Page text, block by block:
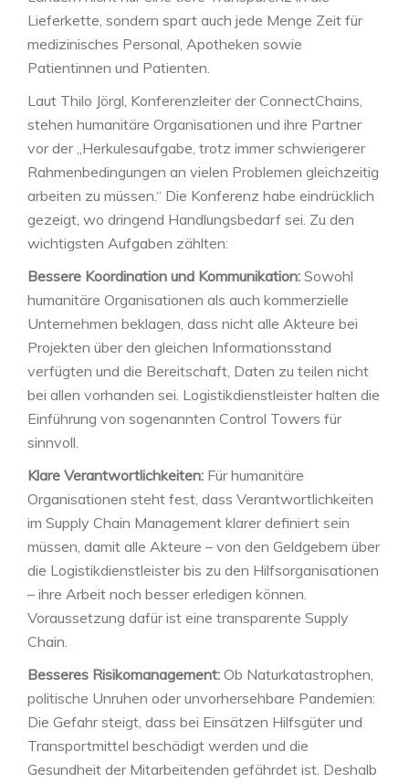
Lieferkette, sondern spart auch jede Menge Zeit für
medizinisches Personal, Apotheken sowie
Patientinnen und Patienten.
Laut Thilo Jörgl, Konferenzleiter der ConnectChains,
stehen humanitäre Organisationen und ihre Partner
vor der „Herkulesaufgabe, trotz immer schwierigerer
Rahmenbedingungen an vielen Problemen gleichzeitig
arbeiten zu müssen.“ Die Konferenz habe eindrücklich
gezeigt, wo dringend Handlungsbedarf sei. Zu den
wichtigsten Aufgaben zählten:
Bessere Koordination und Kommunikation: Sowohl
humanitäre Organisationen als auch kommerzielle
Unternehmen beklagen, dass nicht alle Akteure bei
Projekten über den gleichen Informationsstand
verfügten und die Bereitschaft, Daten zu teilen nicht
bei allen vorhanden sei. Logistikdienstleister halten die
Einführung von sogenannten Control Towers für
sinnvoll.
Klare Verantwortlichkeiten: Für humanitäre
Organisationen steht fest, dass Verantwortlichkeiten
im Supply Chain Management klarer definiert sein
müssen, damit alle Akteure – von den Geldgebern über
die Logistikdienstleister bis zu den Hilfsorganisationen
– ihre Arbeit noch besser erledigen können.
Voraussetzung dafür ist eine transparente Supply
Chain.
Besseres Risikomanagement: Ob Naturkatastrophen,
politische Unruhen oder unvorhersehbare Pandemien:
Die Gefahr steigt, dass bei Einsätzen Hilfsgüter und
Transportmittel beschädigt werden und die
Gesundheit der Mitarbeitenden gefährdet ist. Deshalb